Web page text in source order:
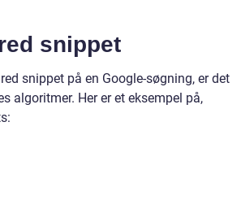
snippet
snippet på en Google-søgning, er det
algoritmer. Her er et eksempel på,